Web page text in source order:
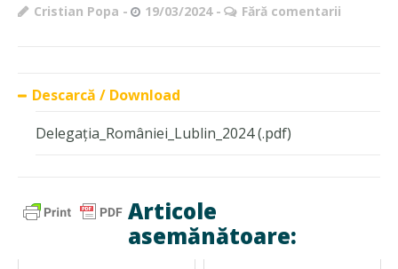
Cristian Popa 19/03/2024 Fără comentarii
Descarcă / Download
Delegația_României_Lublin_2024(.pdf)
Articole
asemănătoare: